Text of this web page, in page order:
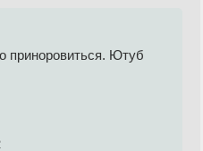
приноровиться. Ютуб